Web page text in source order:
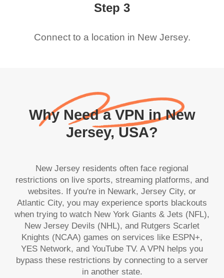
Step 3
Connect to a location in New Jersey.
Why Need a VPN in New
Jersey, USA?
New Jersey residents often face regional
restrictions on live sports, streaming platforms, and
websites. If you're in Newark, Jersey City, or
Atlantic City, you may experience sports blackouts
when trying to watch New York Giants & Jets (NFL),
New Jersey Devils (NHL), and Rutgers Scarlet
Knights (NCAA) games on services like ESPN+,
YES Network, and YouTube TV. A VPN helps you
bypass these restrictions by connecting to a server
in another state.